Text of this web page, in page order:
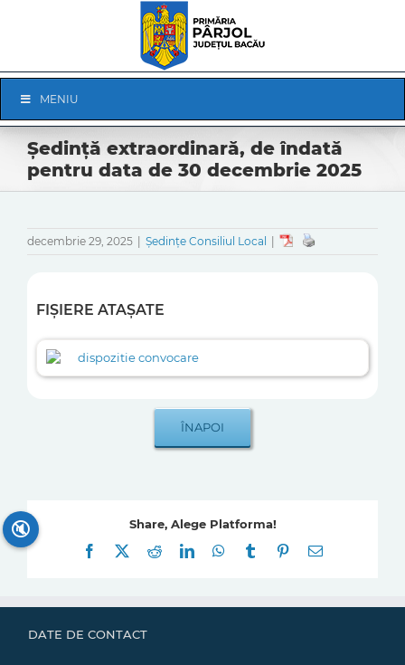
Navigation
MENIU
Ședinţă extraordinară, de îndată
pentru data de 30 decembrie 2025
decembrie 29, 2025 Ședințe Consiliul Local
FIȘIERE ATAȘATE
dispozitie convocare
Share, Alege Platforma!
Facebook
RedditLinkedInWhatsApp
Tumblr Pinterest
E-
DATE DE CONTACT
🔇